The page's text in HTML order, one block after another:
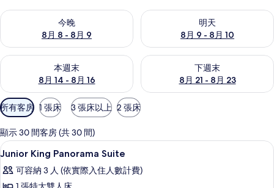
今晚
8月 8 - 8月 9
查看今晚 (8月 8 - 8月 9) 的供應情況
明天
8月 9 - 8月 10
查看明天 (8月 9 - 8月 10) 的供
本週末
8月 14 - 8月 16
查看本週末 (8月 14 - 8月 16) 的供應情況
下週末
8月 21 - 8月 23
查看下週末 (8月 21 - 8月 23)
可
用
的
客
房
篩
選
所有客房 1 張床 3 張床以上 2 張床
顯示 30 間客房 (共 30 間)
顯
示
Junior
高級寢具、客房內保險箱、筆電工作
21
Junior King Panorama Suite
可容納 3 人 (依實際入住人數計費)